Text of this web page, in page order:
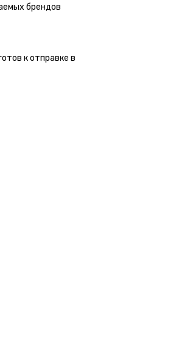
брендов
к отправке в